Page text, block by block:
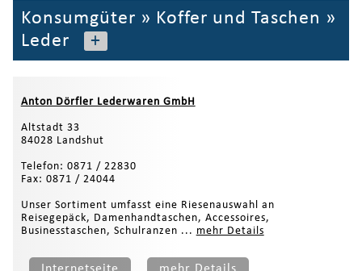
Konsumgüter » Koffer und Taschen »
Leder
+
Anton Dörfler Lederwaren GmbH
Altstadt 33
84028 Landshut
Telefon: 0871 / 22830
Fax: 0871 / 24044
Unser Sortiment umfasst eine Riesenauswahl an
Reisegepäck, Damenhandtaschen, Accessoires,
Businesstaschen, Schulranzen ... mehr Details
Internetseite mehr Details